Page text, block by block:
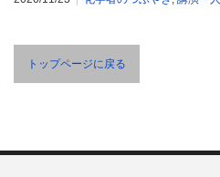
トップページに戻る